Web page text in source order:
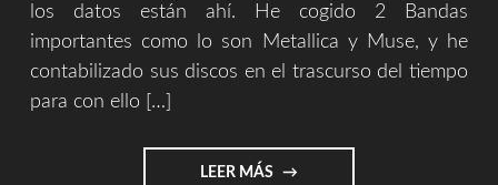
los datos están ahí. He cogido 2 Bandas
importantes como lo son Metallica y Muse, y he
contabilizado sus discos en el trascurso del tiempo
para con ello […]
LEER MÁS "ALGUNOS